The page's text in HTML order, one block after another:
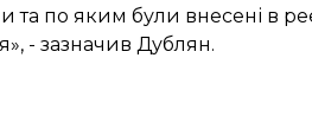
та по яким були внесені в
- зазначив Дублян.